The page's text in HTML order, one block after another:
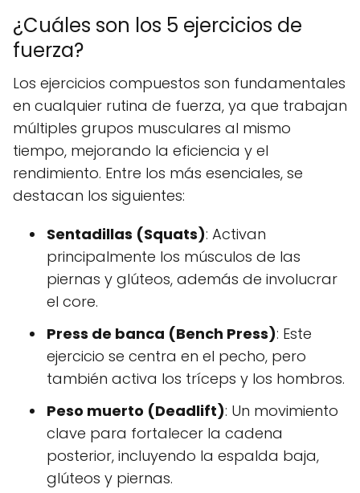
¿Cuáles son los 5 ejercicios de
fuerza?
Los ejercicios compuestos son fundamentales
en cualquier rutina de fuerza, ya que trabajan
múltiples grupos musculares al mismo
tiempo, mejorando la eficiencia y el
rendimiento. Entre los más esenciales, se
destacan los siguientes:
Sentadillas (Squats): Activan
principalmente los músculos de las
piernas y glúteos, además de involucrar
el core.
Press de banca (Bench Press): Este
ejercicio se centra en el pecho, pero
también activa los tríceps y los hombros.
Peso muerto (Deadlift): Un movimiento
clave para fortalecer la cadena
posterior, incluyendo la espalda baja,
glúteos y piernas.